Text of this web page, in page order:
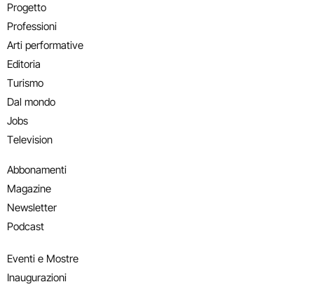
Progetto
Professioni
Arti performative
Editoria
Turismo
Dal mondo
Jobs
Television
Abbonamenti
Magazine
Newsletter
Podcast
Eventi e Mostre
Inaugurazioni